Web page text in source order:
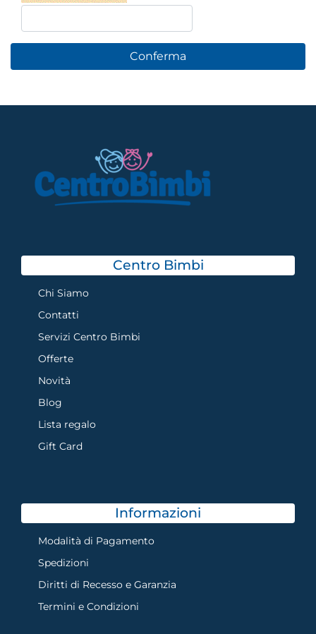
Centro Bimbi
Chi Siamo
Contatti
Servizi Centro Bimbi
Offerte
Novità
Blog
Lista regalo
Gift Card
Informazioni
Modalità di Pagamento
Spedizioni
Diritti di Recesso e Garanzia
Termini e Condizioni